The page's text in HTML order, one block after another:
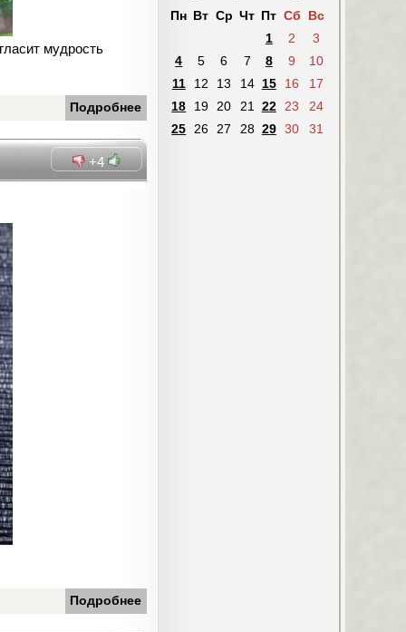
мудрость
Подробнее
+4
Подробнее
Пн Вт Ср Чт Пт Сб
Вс
1
2
3
4
5 6 7 8 9
10
11
12 13 14 15 16
17
18
19 20 21 22 23
24
25
26 27 28 29 30 31